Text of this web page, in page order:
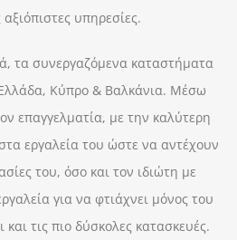
υπηρεσίες.
τα συνεργαζόμενα καταστήματα
Κύπρο & Βαλκάνια. Μέσω
επαγγελματία, με την καλύτερη
εργαλεία του ώστε να αντέχουν
του, όσο και τον ιδιώτη με
για να φτιάχνει μόνος του
και τις πιο δύσκολες κατασκευές.